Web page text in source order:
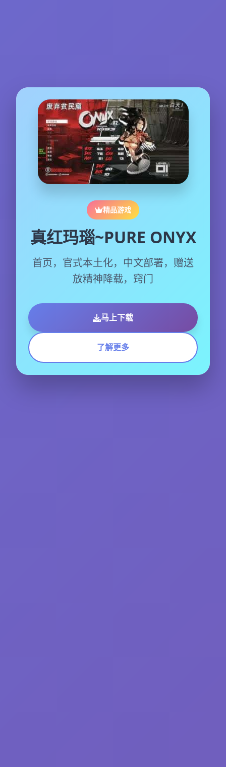
精品游戏
真红玛瑙~PURE ONYX
首页，官式本土化，中文部署，赠送
放精神降载，窍门
马上下载
了解更多